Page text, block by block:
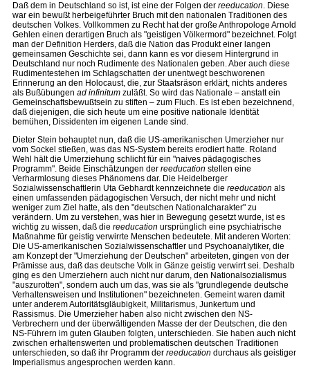
Daß dem in Deutschland so ist, ist eine der Folgen der reeducation. Diese
war ein bewußt herbeigeführter Bruch mit den nationalen Traditionen des
deutschen Volkes. Vollkommen zu Recht hat der große Anthropologe Arnold
Gehlen einen derartigen Bruch als "geistigen Völkermord" bezeichnet. Folgt
man der Definition Herders, daß die Nation das Produkt einer langen
gemeinsamen Geschichte sei, dann kann es vor diesem Hintergrund in
Deutschland nur noch Rudimente des Nationalen geben. Aber auch diese
Rudimentestehen im Schlagschatten der unentwegt beschworenen
Erinnerung an den Holocaust, die, zur Staatsräson erklärt, nichts anderes
als Bußübungen ad infinitum zuläßt. So wird das Nationale – anstatt ein
Gemeinschaftsbewußtsein zu stiften – zum Fluch. Es ist eben bezeichnend,
daß diejenigen, die sich heute um eine positive nationale Identität
bemühen, Dissidenten im eigenen Lande sind.
Dieter Stein behauptet nun, daß die US-amerikanischen Umerzieher nur
vom Sockel stießen, was das NS-System bereits erodiert hatte. Roland
Wehl hält die Umerziehung schlicht für ein "naives pädagogisches
Programm". Beide Einschätzungen der reeducation stellen eine
Verharmlosung dieses Phänomens dar. Die Heidelberger
Sozialwissenschaftlerin Uta Gebhardt kennzeichnete die reeducation als
einen umfassenden pädagogischen Versuch, der nicht mehr und nicht
weniger zum Ziel hatte, als den "deutschen Nationalcharakter" zu
verändern. Um zu verstehen, was hier in Bewegung gesetzt wurde, ist es
wichtig zu wissen, daß die reeducation ursprünglich eine psychiatrische
Maßnahme für geistig verwirrte Menschen bedeutete. Mit anderen Worten:
Die US-amerikanischen Sozialwissenschaftler und Psychoanalytiker, die
am Konzept der "Umerziehung der Deutschen" arbeiteten, gingen von der
Prämisse aus, daß das deutsche Volk in Gänze geistig verwirrt sei. Deshalb
ging es den Umerziehern auch nicht nur darum, den Nationalsozialismus
"auszurotten", sondern auch um das, was sie als "grundlegende deutsche
Verhaltensweisen und Institutionen" bezeichneten. Gemeint waren damit
unter anderem Autoritätsgläubigkeit, Militarismus, Junkertum und
Rassismus. Die Umerzieher haben also nicht zwischen den NS-
Verbrechern und der überwältigenden Masse der der Deutschen, die den
NS-Führern im guten Glauben folgten, unterschieden. Sie haben auch nicht
zwischen erhaltenswerten und problematischen deutschen Traditionen
unterschieden, so daß ihr Programm der reeducation durchaus als geistiger
Imperialismus angesprochen werden kann.